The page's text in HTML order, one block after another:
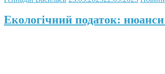
Екологічний податок: нюанси